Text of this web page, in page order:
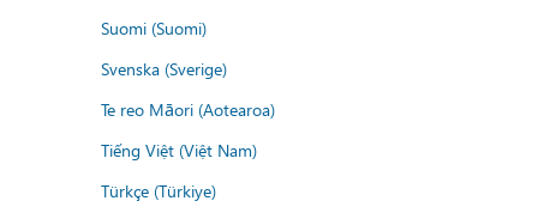
Suomi (Suomi)
Svenska (Sverige)
Te reo Māori (Aotearoa)
Tiếng Việt (Việt Nam)
Türkçe (Türkiye)